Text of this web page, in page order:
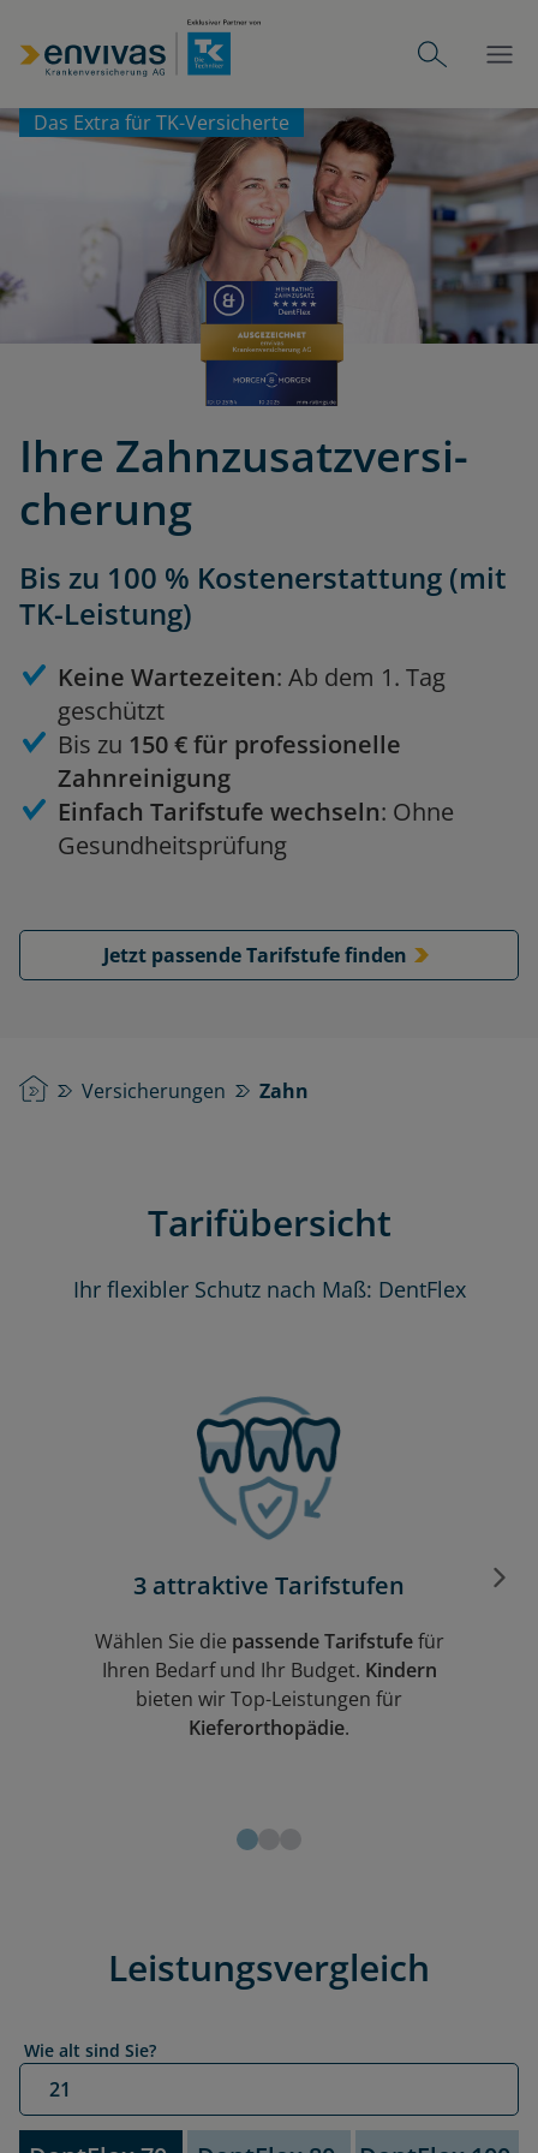
Das Extra für TK-Versicherte
Ihre Zahn­zu­satz­ver­si­
che­rung
Bis zu 100 % Kostenerstattung (mit
TK-Leistung)
Keine Wartezeiten: Ab dem 1. Tag
geschützt
Bis zu 150 € für professionelle
Zahnreinigung
Einfach Tarifstufe wechseln: Ohne
Gesundheitsprüfung
Jetzt passende Tarifstufe finden
StartseiteVersicherungen Zahn
Tarifübersicht
Ihr flexibler Schutz nach Maß: DentFlex
3 attraktive Tarifstufen
Wählen Sie die passende Tarifstufefür
Ihren Bedarf und Ihr Budget. Kindern
bieten wir Top-Leistungen für
Kieferorthopädie.
Leistungsvergleich
Wie alt sind Sie?